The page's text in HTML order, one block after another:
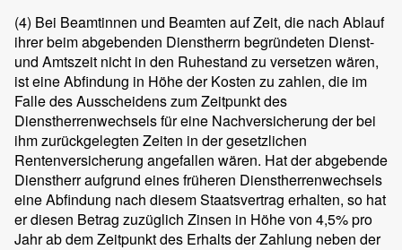
(4) Bei Beamtinnen und Beamten auf Zeit, die nach Ablauf
ihrer beim abgebenden Dienstherrn begründeten Dienst-
und Amtszeit nicht in den Ruhestand zu versetzen wären,
ist eine Abfindung in Höhe der Kosten zu zahlen, die im
Falle des Ausscheidens zum Zeitpunkt des
Dienstherrenwechsels für eine Nachversicherung der bei
ihm zurückgelegten Zeiten in der gesetzlichen
Rentenversicherung angefallen wären. Hat der abgebende
Dienstherr aufgrund eines früheren Dienstherrenwechsels
eine Abfindung nach diesem Staatsvertrag erhalten, so hat
er diesen Betrag zuzüglich Zinsen in Höhe von 4,5% pro
Jahr ab dem Zeitpunkt des Erhalts der Zahlung neben der